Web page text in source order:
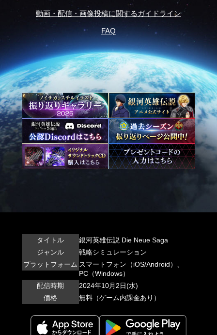
動画・配信・画像投稿に関するガイドライン
FAQ
タイトル
銀河英雄伝説 Die Neue Saga
ジャンル
戦略シミュレーション
プラットフォーム スマートフォン（iOS/Android）、
PC（Windows）
配信時期
2024年10月2日(水)
価格
無料（ゲーム内課金あり）